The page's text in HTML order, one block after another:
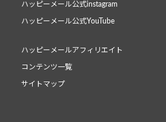
ハッピーメール公式instagram
ハッピーメール公式YouTube
ハッピーメールアフィリエイト
コンテンツ一覧
サイトマップ